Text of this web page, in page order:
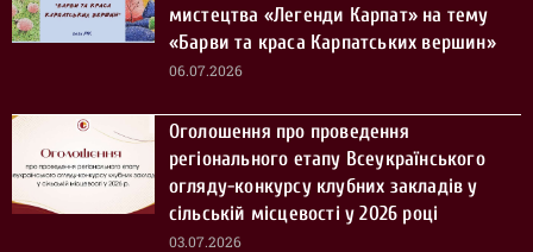
мистецтва «Легенди Карпат» на тему
«Барви та краса Карпатських вершин»
06.07.2026
Оголошення про проведення
регіонального етапу Всеукраїнського
огляду-конкурсу клубних закладів у
сільській місцевості у 2026 році
03.07.2026